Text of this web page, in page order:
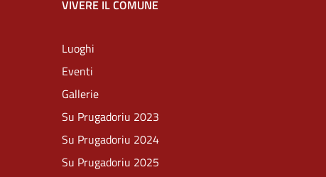
VIVERE IL COMUNE
Luoghi
Eventi
Gallerie
Su Prugadoriu 2023
Su Prugadoriu 2024
Su Prugadoriu 2025